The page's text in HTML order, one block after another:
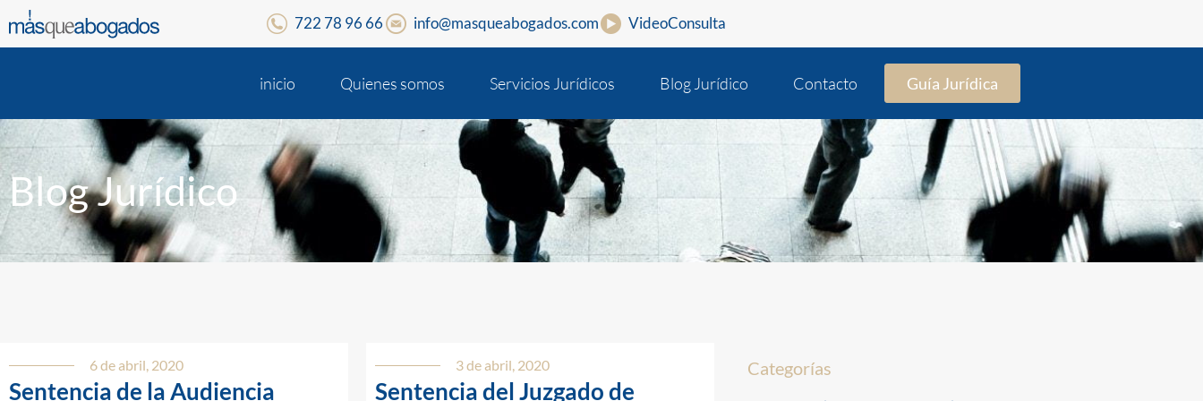
722 78 96 66 info@masqueabogados.com VideoConsulta
inicio Quienes somos Servicios Jurídicos Blog Jurídico Contacto Guía Jurídica
Blog Jurídico
6 de abril, 2020
Sentencia de la Audiencia
3 de abril, 2020
Sentencia del Juzgado de
Categorías